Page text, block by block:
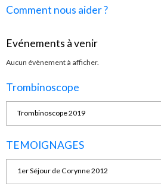
Comment nous aider ?
Evénements à venir
Aucun évènement à afficher.
Trombinoscope
Trombinoscope 2019
TEMOIGNAGES
1er Séjour de Corynne 2012